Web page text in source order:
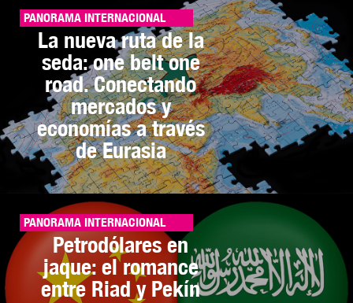
PANORAMA INTERNACIONAL
La nueva ruta de la
seda: one belt one
road. Conectando
mercados y
economías a través
de Eurasia
PANORAMA INTERNACIONAL
Petrodólares en
jaque: el romance
entre Riad y Pekín